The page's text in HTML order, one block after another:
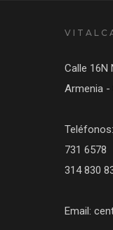
Calle 16N
Armenia -
Teléfonos:
731 6578
314 830
Email: